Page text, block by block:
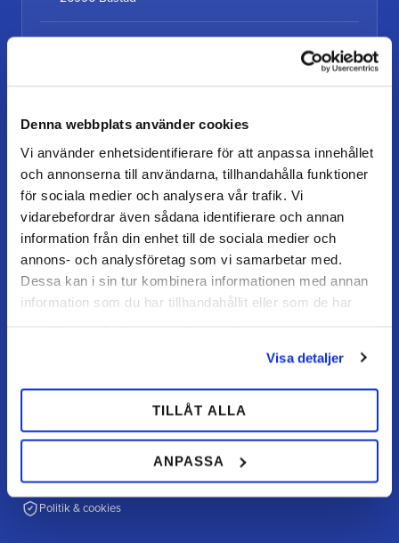
Denna webbplats använder cookies
Vi använder enhetsidentifierare för att anpassa innehållet
och annonserna till användarna, tillhandahålla funktioner
för sociala medier och analysera vår trafik. Vi
vidarebefordrar även sådana identifierare och annan
information från din enhet till de sociala medier och
annons- och analysföretag som vi samarbetar med.
Dessa kan i sin tur kombinera informationen med annan
information som du har tillhandahållit eller som de har
Visa detaljer
TILLÅT ALLA
ANPASSA
KUNDESERVICE
Kundeservice
Mine sider
FAQ
Returnering / fortryd køb
Reklamation
Fragt & levering
Politik & cookies